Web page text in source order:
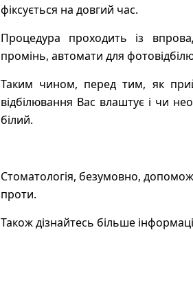
фіксується на довгий час.
Процедура проходить із
промінь, автомати для
Таким чином, перед тим, як
відбілювання Вас влаштує і чи
білий.
Стоматологія, безумовно,
проти.
Також дізнайтесь більше